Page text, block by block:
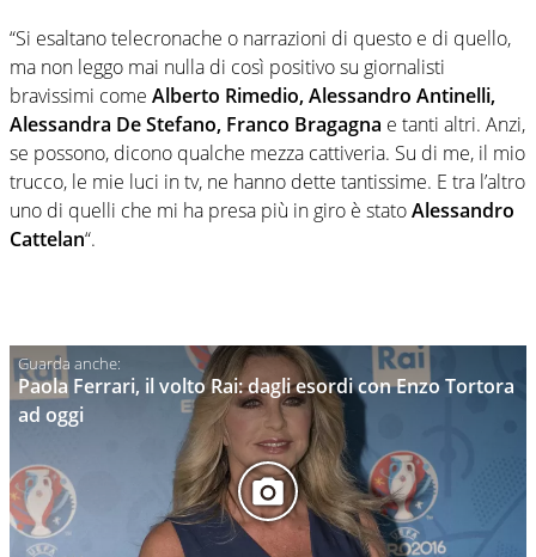
“Si esaltano telecronache o narrazioni di questo e di quello,
ma non leggo mai nulla di così positivo su giornalisti
bravissimi come Alberto Rimedio, Alessandro Antinelli,
Alessandra De Stefano, Franco Bragagna e tanti altri. Anzi,
se possono, dicono qualche mezza cattiveria. Su di me, il mio
trucco, le mie luci in tv, ne hanno dette tantissime. E tra l’altro
uno di quelli che mi ha presa più in giro è statoAlessandro
Cattelan“.
Paola Ferrari, il volto Rai: dagli esordi con Enzo Tortora
ad oggi